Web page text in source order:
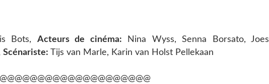
Bots, Acteurs de cinéma: Nina Wyss, Senna Borsato, Joes
Scénariste: Tijs van Marle, Karin van Holst Pellekaan